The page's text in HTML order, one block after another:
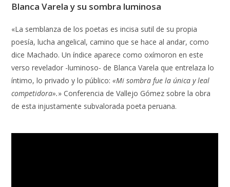
Blanca Varela y su sombra luminosa
«La semblanza de los poetas es incisa sutil de su propia
poesía, lucha angelical, camino que se hace al andar, como
dice Machado. Un índice aparece como oxímoron en este
verso revelador -luminoso- de Blanca Varela que entrelaza lo
íntimo, lo privado y lo público:«Mi sombra fue la única y leal
competidora».» Conferencia de Vallejo Gómez sobre la obra
de esta injustamente subvalorada poeta peruana.